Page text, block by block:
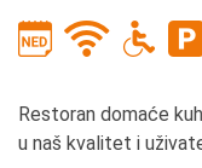
Restoran domaće
u naš kvalitet i